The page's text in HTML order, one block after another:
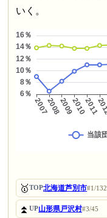
いく。
🥇TOP北海道芦別市#1/132
⏫UP山形県戸沢村#3/45